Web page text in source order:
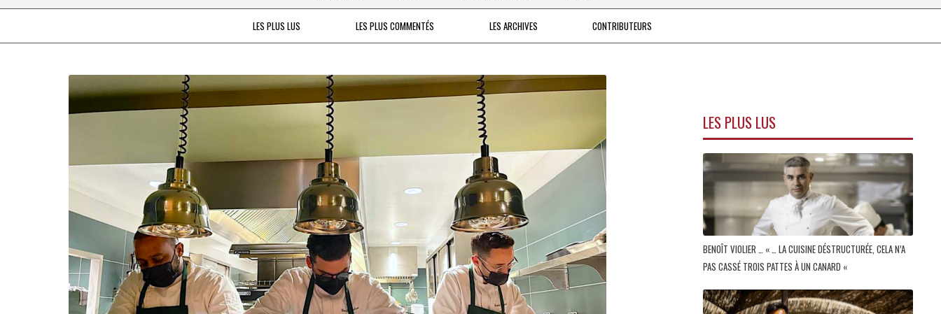
CHEFS & ACTUALITÉS
À LA PETITE CUILLÈRE
LES PLUS LUS LES PLUS COMMENTÉS LES ARCHIVES
DEPUIS 2016
CONTRIBUTEURS
LES PLUS LUS
BENOÎT VIOLIER … « … LA CUISINE DÉSTRUCTURÉE, CELA N’A
PAS CASSÉ TROIS PATTES À UN CANARD «